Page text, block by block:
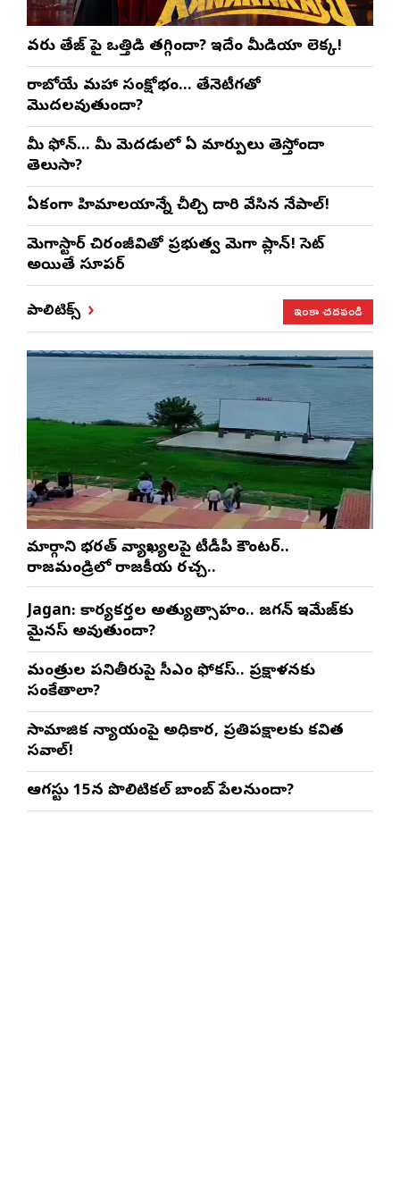
వరుణ్ తేజ్‌ పై ఒత్తిడి తగ్గిందా? ఇదేం మీడియా లెక్క!
రాబోయే మహా సంక్షోభం… తేనెటీగతో
మొదలవుతుందా?
మీ ఫోన్… మీ మెదడులో ఏ మార్పులు తెస్తోందా
తెలుసా?
ఏకంగా హిమాలయాన్నే చీల్చి దారి వేసిన నేపాల్!
మెగాస్టార్ చిరంజీవితో ప్రభుత్వ మెగా ప్లాన్! సెట్
అయితే సూపర్
పాలిటిక్స్ ఇంకా చదవండి
మార్గాని భరత్ వ్యాఖ్యలపై టీడీపీ కౌంటర్..
రాజమండ్రిలో రాజకీయ రచ్చ..
Jagan: కార్యకర్తల అత్యుత్సాహం.. జగన్ ఇమేజ్‌కు
మైనస్ అవుతుందా?
మంత్రుల పనితీరుపై సీఎం ఫోకస్.. ప్రక్షాళనకు
సంకేతాలా?
సామాజిక న్యాయంపై అధికార, ప్రతిపక్షాలకు కవిత
సవాల్!
ఆగస్టు 15న పొలిటికల్ బాంబ్ పేలనుందా?